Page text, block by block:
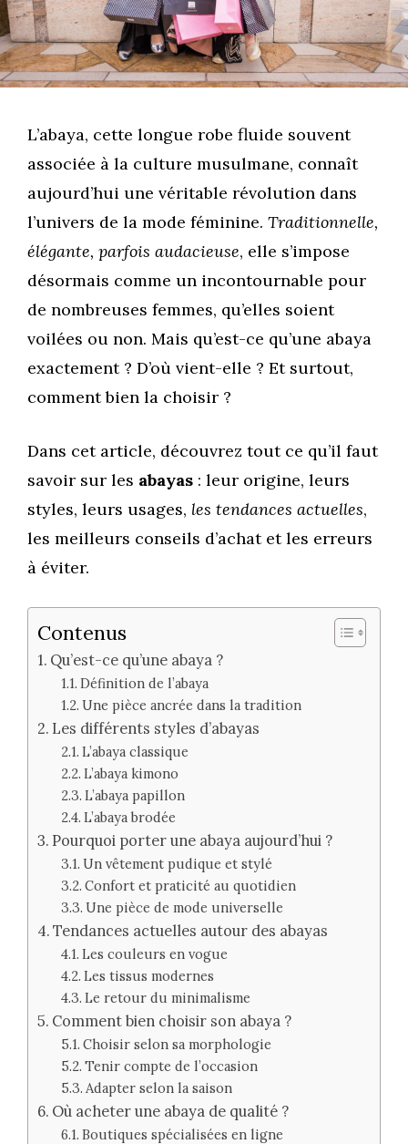
L’abaya, cette longue robe fluide souvent
associée à la culture musulmane, connaît
aujourd’hui une véritable révolution dans
l’univers de la mode féminine. Traditionnelle,
élégante, parfois audacieuse, elle s’impose
désormais comme un incontournable pour
de nombreuses femmes, qu’elles soient
voilées ou non. Mais qu’est-ce qu’une abaya
exactement ? D’où vient-elle ? Et surtout,
comment bien la choisir ?
Dans cet article, découvrez tout ce qu’il faut
savoir sur les abayas : leur origine, leurs
styles, leurs usages, les tendances actuelles,
les meilleurs conseils d’achat et les erreurs
à éviter.
Contenus
Qu’est-ce qu’une abaya ?
Définition de l’abaya
Une pièce ancrée dans la tradition
Les différents styles d’abayas
L’abaya classique
L’abaya kimono
L’abaya papillon
L’abaya brodée
Pourquoi porter une abaya aujourd’hui ?
Un vêtement pudique et stylé
Confort et praticité au quotidien
Une pièce de mode universelle
Tendances actuelles autour des abayas
Les couleurs en vogue
Les tissus modernes
Le retour du minimalisme
Comment bien choisir son abaya ?
Choisir selon sa morphologie
Tenir compte de l’occasion
Adapter selon la saison
Où acheter une abaya de qualité ?
Boutiques spécialisées en ligne